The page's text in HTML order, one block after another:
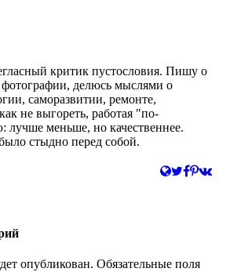
критик пустословия. Пишу о
делюсь мыслями о
саморазвитии, ремонте,
не выгореть, работая "по-
лучше меньше, но качественнее.
стыдно перед собой.
опубликован. Обязательные поля